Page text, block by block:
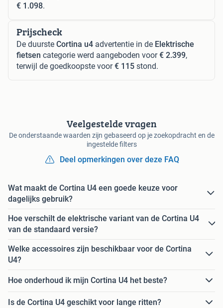
€ 1.098.
Prijscheck
De duurste Cortina u4 advertentie in de Elektrische
fietsen categorie werd aangeboden voor€ 2.399,
terwijl de goedkoopste voor€ 115 stond.
Veelgestelde vragen
De onderstaande waarden zijn gebaseerd op je zoekopdracht en de
ingestelde filters
Deel opmerkingen over deze FAQ
Wat maakt de Cortina U4 een goede keuze voor
dagelijks gebruik?
Hoe verschilt de elektrische variant van de Cortina U4
van de standaard versie?
Welke accessoires zijn beschikbaar voor de Cortina
U4?
Hoe onderhoud ik mijn Cortina U4 het beste?
Is de Cortina U4 geschikt voor lange ritten?